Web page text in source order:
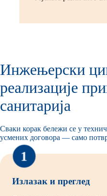
Инжењерски
реализације
санитарија
Сваки корак бележи се у
усмених договора — само
Излазак и преглед
1